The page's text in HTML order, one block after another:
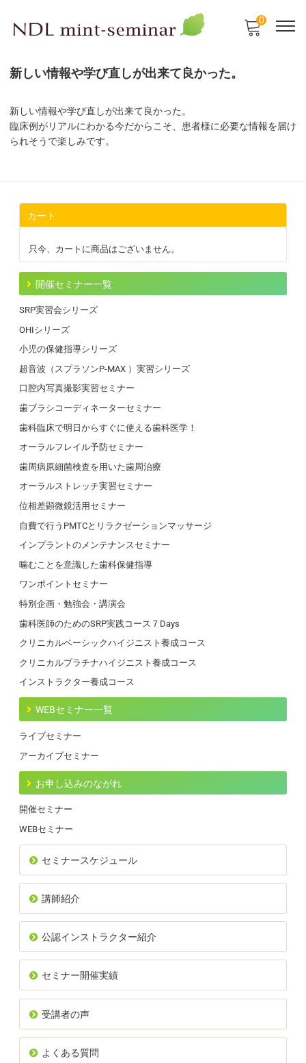
0
新しい情報や学び直しが出来て良かった。
新しい情報や学び直しが出来て良かった。
臨床例がリアルにわかる今だからこそ、患者様に必要な情報を届け
られそうで楽しみです。
カート
只今、カートに商品はございません。
開催セミナー一覧
SRP実習会シリーズ
OHIシリーズ
小児の保健指導シリーズ
超音波（スプラソンP-MAX ）実習シリーズ
口腔内写真撮影実習セミナー
歯ブラシコーディネーターセミナー
歯科臨床で明日からすぐに使える歯科医学！
オーラルフレイル予防セミナー
歯周病原細菌検査を用いた歯周治療
オーラルストレッチ実習セミナー
位相差顕微鏡活用セミナー
自費で行うPMTCとリラクゼーションマッサージ
インプラントのメンテナンスセミナー
噛むことを意識した歯科保健指導
ワンポイントセミナー
特別企画・勉強会・講演会
歯科医師のためのSRP実践コース７Days
クリニカルベーシックハイジニスト養成コース
クリニカルプラチナハイジニスト養成コース
インストラクター養成コース
WEBセミナー一覧
ライブセミナー
アーカイブセミナー
お申し込みのながれ
開催セミナー
WEBセミナー
セミナースケジュール
講師紹介
公認インストラクター紹介
セミナー開催実績
受講者の声
よくある質問